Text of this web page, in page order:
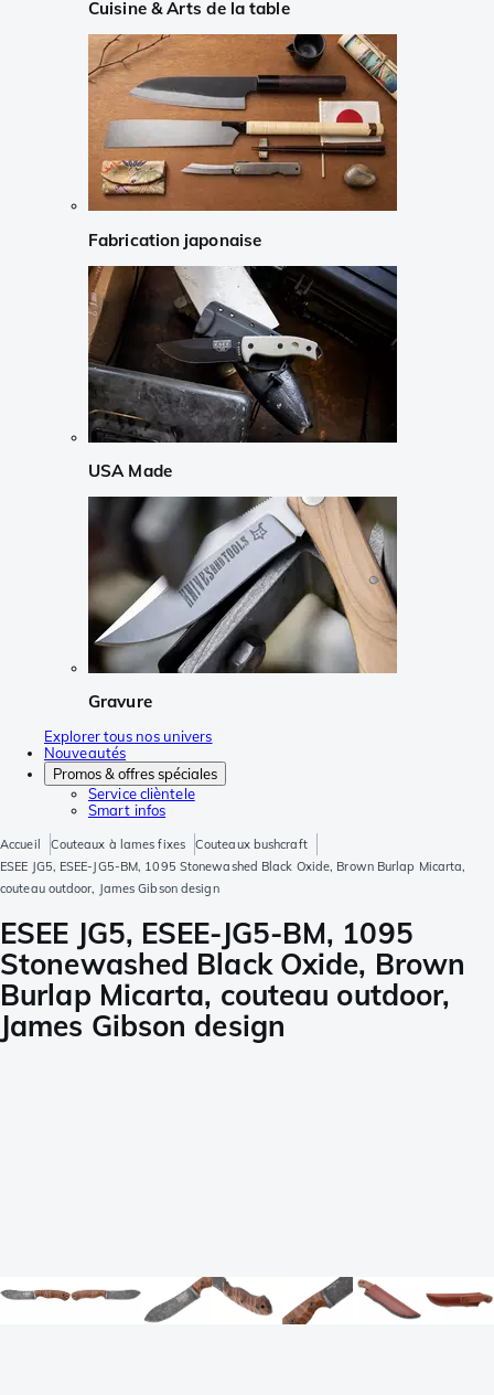
Cuisine & Arts de la table
Fabrication japonaise
USA Made
Gravure
Explorer tous nos univers
Nouveautés
Promos & offres spéciales
Service clièntele
Smart infos
Accueil Couteaux à lames fixes
Couteaux bushcraft
ESEE JG5, ESEE-JG5-BM, 1095 Stonewashed Black Oxide, Brown Burlap Micarta,
couteau outdoor, James Gibson design
ESEE JG5, ESEE-JG5-BM, 1095
Stonewashed Black Oxide, Brown
Burlap Micarta, couteau outdoor,
James Gibson design